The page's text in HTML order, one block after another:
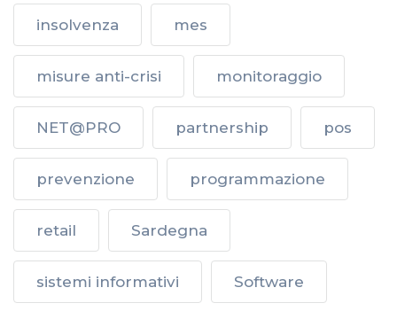
insolvenza mes
misure anti-crisi monitoraggio
NET@PRO partnership pos
prevenzione programmazione
retail Sardegna
sistemi informativi Software